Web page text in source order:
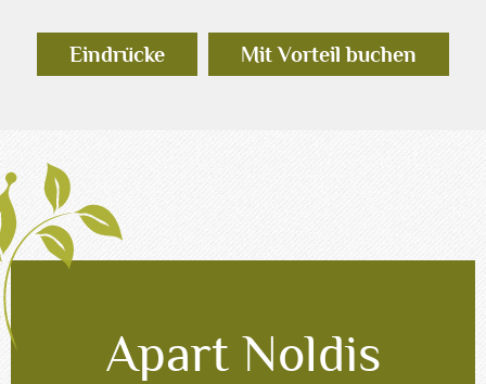
Eindrücke Mit Vorteil buchen
Apart Noldis